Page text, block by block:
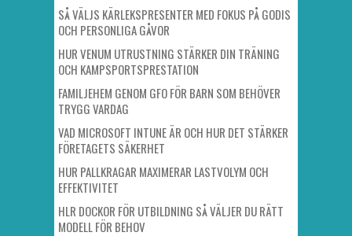
SÅ VÄLJS KÄRLEKSPRESENTER MED FOKUS PÅ GODIS
OCH PERSONLIGA GÅVOR
HUR VENUM UTRUSTNING STÄRKER DIN TRÄNING
OCH KAMPSPORTSPRESTATION
FAMILJEHEM GENOM GFO FÖR BARN SOM BEHÖVER
TRYGG VARDAG
VAD MICROSOFT INTUNE ÄR OCH HUR DET STÄRKER
FÖRETAGETS SÄKERHET
HUR PALLKRAGAR MAXIMERAR LASTVOLYM OCH
EFFEKTIVITET
HLR DOCKOR FÖR UTBILDNING SÅ VÄLJER DU RÄTT
MODELL FÖR BEHOV